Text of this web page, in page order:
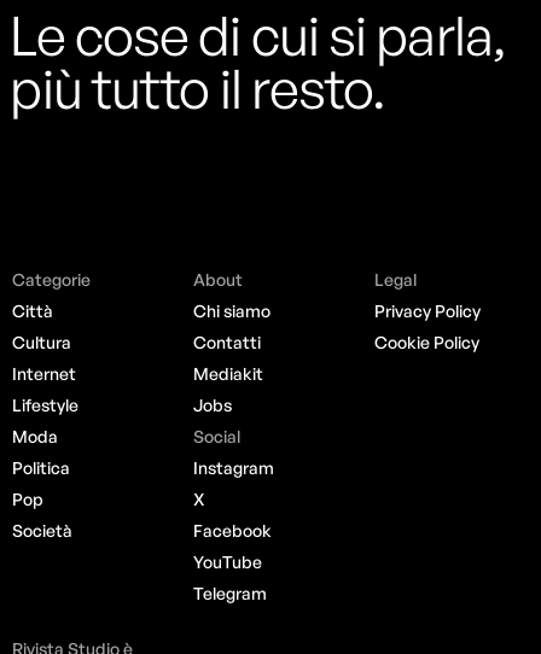
Le cose di cui si parla,
più tutto il resto.
Categorie
Città
Cultura
Internet
Lifestyle
Moda
Politica
Pop
Società
About
Chi siamo
Contatti
Mediakit
Jobs
Social
Instagram
X
Facebook
YouTube
Telegram
Legal
Privacy Policy
Cookie Policy
Rivista Studio è